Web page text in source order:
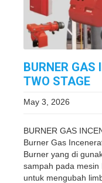
BURNER GAS
TWO STAGE
May 3, 2026
BURNER GAS
Burner Gas
Burner yang di
sampah pada
untuk mengubah